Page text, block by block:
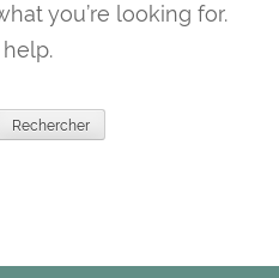
you’re looking for.